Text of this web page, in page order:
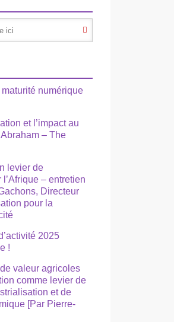
numérique
et l’impact au
– The
levier de
– entretien
Directeur
pour la
2025
!
valeur agricoles
comme levier de
et de
[Par Pierre-